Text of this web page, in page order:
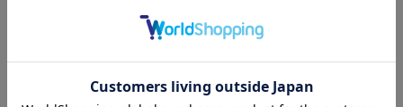
お気に入り商品を確認する